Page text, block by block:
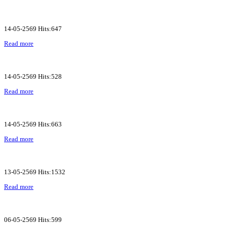
14-05-2569 Hits:647
Read more
14-05-2569 Hits:528
Read more
14-05-2569 Hits:663
Read more
13-05-2569 Hits:1532
Read more
06-05-2569 Hits:599